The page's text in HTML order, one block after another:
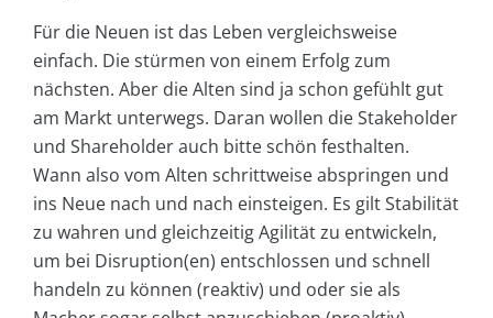
Für die Neuen ist das Leben vergleichsweise
einfach. Die stürmen von einem Erfolg zum
nächsten. Aber die Alten sind ja schon gefühlt gut
am Markt unterwegs. Daran wollen die Stakeholder
und Shareholder auch bitte schön festhalten.
Wann also vom Alten schrittweise abspringen und
ins Neue nach und nach einsteigen. Es gilt Stabilität
zu wahren und gleichzeitig Agilität zu entwickeln,
um bei Disruption(en) entschlossen und schnell
handeln zu können (reaktiv) und oder sie als